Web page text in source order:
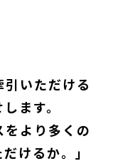
いただける
ます。
をより多くの
けるか。」